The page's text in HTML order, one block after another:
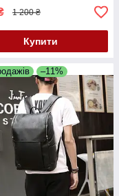
1 200 ₴
Купити
–11%